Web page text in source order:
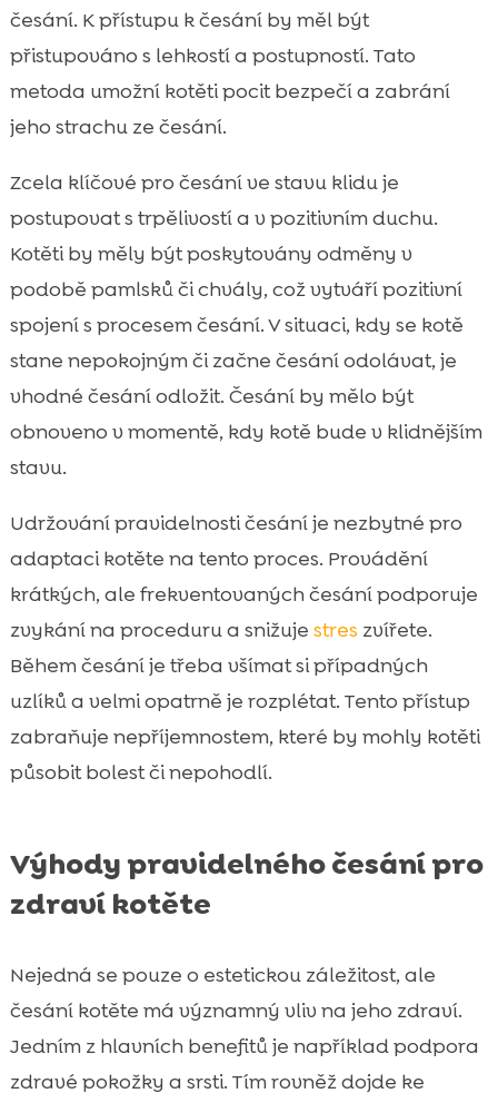
česání. K přístupu k česání by měl být
přistupováno s lehkostí a postupností. Tato
metoda umožní kotěti pocit bezpečí a zabrání
jeho strachu ze česání.
Zcela klíčové pro česání ve stavu klidu je
postupovat s trpělivostí a v pozitivním duchu.
Kotěti by měly být poskytovány odměny v
podobě pamlsků či chvály, což vytváří pozitivní
spojení s procesem česání. V situaci, kdy se kotě
stane nepokojným či začne česání odolávat, je
vhodné česání odložit. Česání by mělo být
obnoveno v momentě, kdy kotě bude v klidnějším
stavu.
Udržování pravidelnosti česání je nezbytné pro
adaptaci kotěte na tento proces. Provádění
krátkých, ale frekventovaných česání podporuje
zvykání na proceduru a snižuje stres zvířete.
Během česání je třeba všímat si případných
uzlíků a velmi opatrně je rozplétat. Tento přístup
zabraňuje nepříjemnostem, které by mohly kotěti
působit bolest či nepohodlí.
Výhody pravidelného česání pro
zdraví kotěte
Nejedná se pouze o estetickou záležitost, ale
česání kotěte má významný vliv na jeho zdraví.
Jedním z hlavních benefitů je například podpora
zdravé pokožky a srsti. Tím rovněž dojde ke